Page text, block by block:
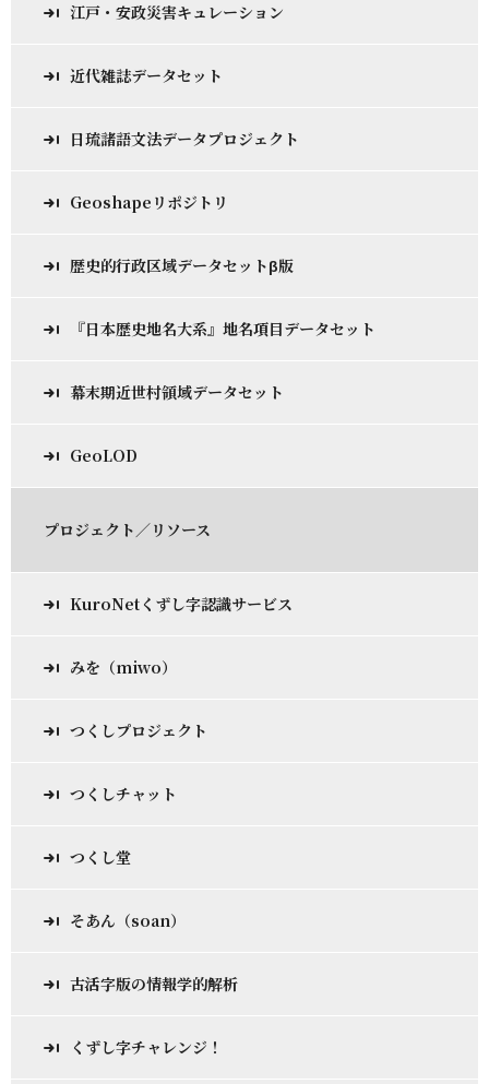
江戸・安政災害キュレーション
近代雑誌データセット
日琉諸語文法データプロジェクト
Geoshapeリポジトリ
歴史的行政区域データセットβ版
『日本歴史地名大系』地名項目データセット
幕末期近世村領域データセット
GeoLOD
プロジェクト／リソース
KuroNetくずし字認識サービス
みを（miwo）
つくしプロジェクト
つくしチャット
つくし堂
そあん（soan）
古活字版の情報学的解析
くずし字チャレンジ！